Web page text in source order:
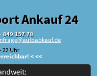
Ankauf 24
849 157 78
22 Uhr
< <<